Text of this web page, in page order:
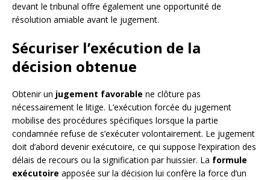
devant le tribunal offre également une opportunité de
résolution amiable avant le jugement.
Sécuriser l’exécution de la
décision obtenue
Obtenir un jugement favorable ne clôture pas
nécessairement le litige. L’exécution forcée du jugement
mobilise des procédures spécifiques lorsque la partie
condamnée refuse de s’exécuter volontairement. Le jugement
doit d’abord devenir exécutoire, ce qui suppose l’expiration des
délais de recours ou la signification par huissier. La formule
exécutoire apposée sur la décision lui confère la force d’un